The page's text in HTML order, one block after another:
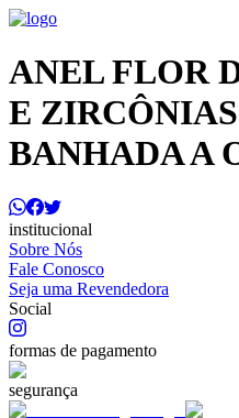
ANEL FLOR
E
BANHADA A
institucional
Sobre Nós
Fale Conosco
Seja uma Revendedora
Social
formas de pagamento
segurança